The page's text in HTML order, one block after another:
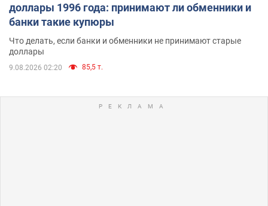
доллары 1996 года: принимают ли обменники и
банки такие купюры
Что делать, если банки и обменники не принимают старые
доллары
9.08.2026 02:20 85,5 т.